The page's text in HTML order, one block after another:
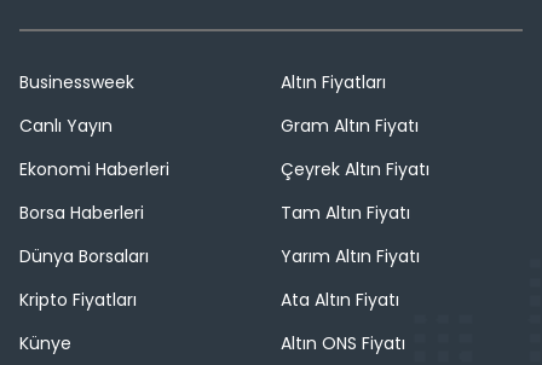
Businessweek
Canlı Yayın
Ekonomi Haberleri
Borsa Haberleri
Dünya Borsaları
Kripto Fiyatları
Künye
Altın Fiyatları
Gram Altın Fiyatı
Çeyrek Altın Fiyatı
Tam Altın Fiyatı
Yarım Altın Fiyatı
Ata Altın Fiyatı
Altın ONS Fiyatı